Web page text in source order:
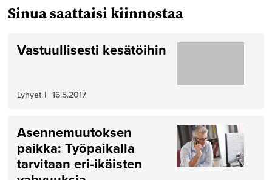
Sinua saattaisi kiinnostaa
Vastuullisesti kesätöihin
Lyhyet | 16.5.2017
Asennemuutoksen
paikka: Työpaikalla
tarvitaan eri-ikäisten